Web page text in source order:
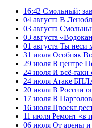
16:42 Смольный:
04 августа В
03 августа
03 августа
01 августа Ты неси
31 июля Особняк
29 июля В центре
24 июля И всё-таки
24 июля Атаке
20 июля В России
17 июля В
16 июля Проект
11 июля Ремонт «в
06 июля От арены и